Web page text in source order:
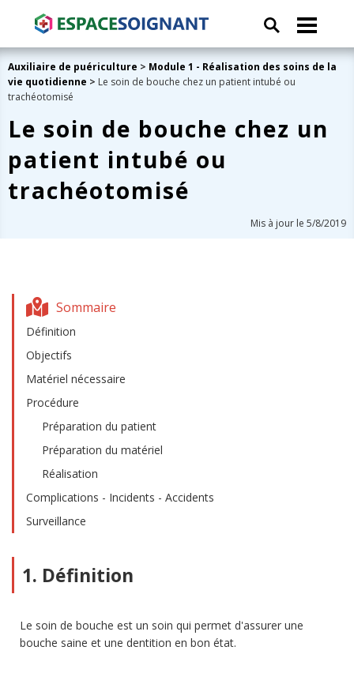
Auxiliaire de puériculture > Module 1 - Réalisation des soins de la
vie quotidienne > Le soin de bouche chez un patient intubé ou
trachéotomisé
Le soin de bouche chez un
patient intubé ou
trachéotomisé
Mis à jour le 5/8/2019
Sommaire
Définition
Objectifs
Matériel nécessaire
Procédure
Préparation du patient
Préparation du matériel
Réalisation
Complications - Incidents - Accidents
Surveillance
1. Définition
Le soin de bouche est un soin qui permet d'assurer une
bouche saine et une dentition en bon état.